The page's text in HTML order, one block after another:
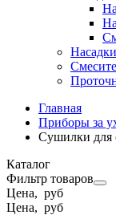
Главная
Приборы за
Сушилки для
Каталог
Фильтр товаров
Цена, руб
Цена, руб